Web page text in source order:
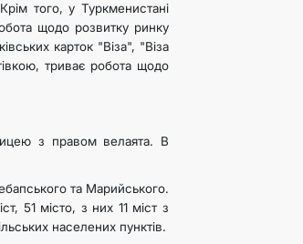
того, у Туркменистані
щодо розвитку ринку
карток "Віза", "Віза
триває робота щодо
з правом велаята. В
та Марийського.
51 місто, з них 11 міст з
населених пунктів.